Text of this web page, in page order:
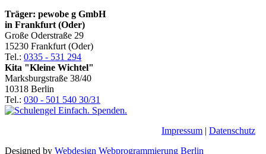
Träger: pewobe g GmbH
in Frankfurt (Oder)
Große Oderstraße 29
15230 Frankfurt (Oder)
Tel.: 0335 - 531 294
Kita "Kleine Wichtel"
Marksburgstraße 38/40
10318 Berlin
Tel.: 030 - 501 540 30/31
Impressum | Datenschutz
Designed by Webdesign Webprogrammierung Berlin